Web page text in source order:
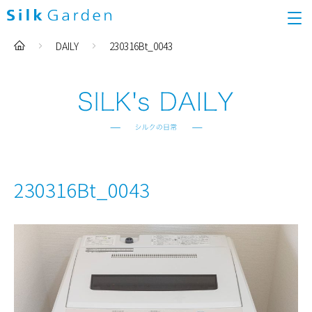
DAILY 230316Bt_0043
230316Bt_0043